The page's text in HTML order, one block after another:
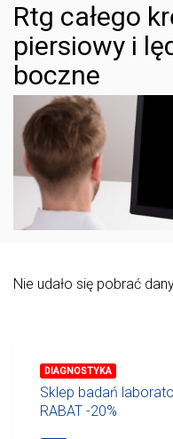
Rtg całego
piersiowy i
boczne
Nie udało się pobrać
DIAGNOSTYKA
Sklep badań
RABAT -20%